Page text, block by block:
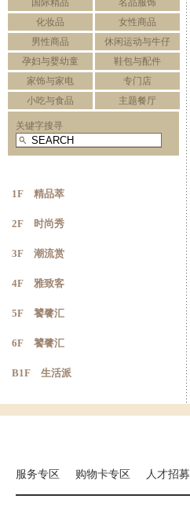
国际精品
名品服饰
化妆品
女性商品
男性商品
休闲运动与牛仔
孕妇与婴幼童
鞋包与配件
家饰与家电
专门店
小吃与食品
主题餐厅
关键字搜寻
1F 精品萃
2F 时尚秀
3F 潮流赏
4F 雅致客
5F 饕餮汇
6F 饕餮汇
B1F 生活派
服务专区 购物卡专区 人才招募